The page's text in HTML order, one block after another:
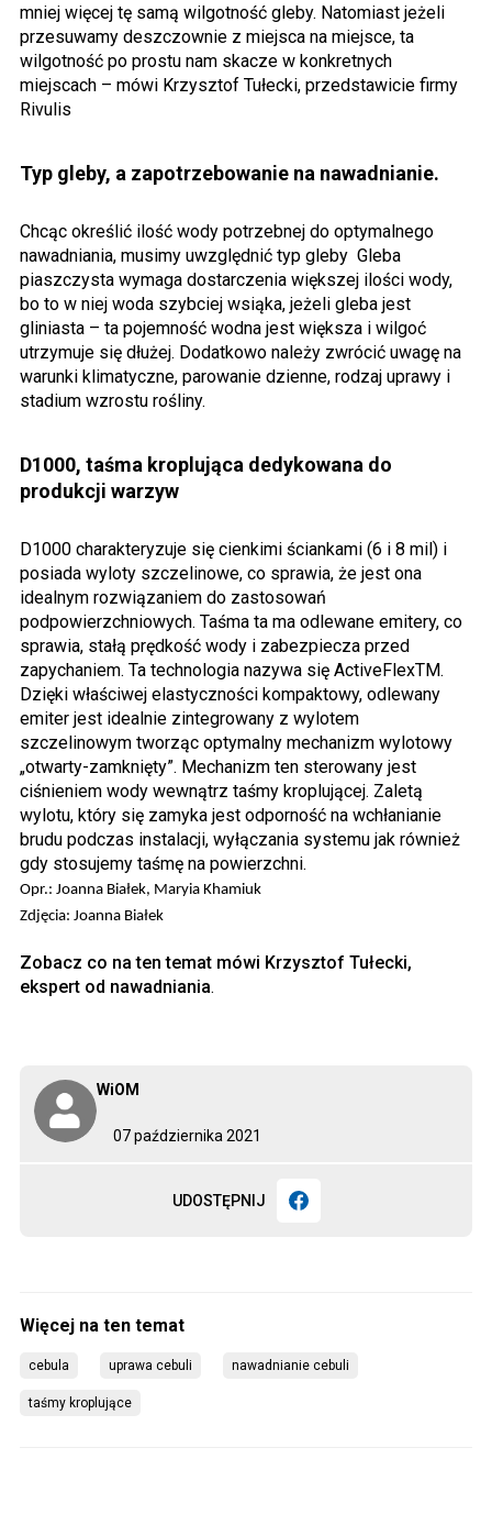
07 października 2021
WiOM
UDOSTĘPNIJ
mniej więcej tę samą wilgotność gleby. Natomiast jeżeli
przesuwamy deszczownie z miejsca na miejsce, ta
wilgotność po prostu nam skacze w konkretnych
miejscach – mówi Krzysztof Tułecki, przedstawicie firmy
Rivulis
Typ gleby, a zapotrzebowanie na nawadnianie.
Chcąc określić ilość wody potrzebnej do optymalnego
nawadniania, musimy uwzględnić typ gleby Gleba
piaszczysta wymaga dostarczenia większej ilości wody,
bo to w niej woda szybciej wsiąka, jeżeli gleba jest
gliniasta – ta pojemność wodna jest większa i wilgoć
utrzymuje się dłużej. Dodatkowo należy zwrócić uwagę na
warunki klimatyczne, parowanie dzienne, rodzaj uprawy i
stadium wzrostu rośliny.
D1000, taśma kroplująca dedykowana do
produkcji warzyw
D1000 charakteryzuje się cienkimi ściankami (6 i 8 mil) i
posiada wyloty szczelinowe, co sprawia, że jest ona
idealnym rozwiązaniem do zastosowań
podpowierzchniowych. Taśma ta ma odlewane emitery, co
sprawia, stałą prędkość wody i zabezpiecza przed
zapychaniem. Ta technologia nazywa się ActiveFlexTM.
Dzięki właściwej elastyczności kompaktowy, odlewany
emiter jest idealnie zintegrowany z wylotem
szczelinowym tworząc optymalny mechanizm wylotowy
„otwarty-zamknięty”. Mechanizm ten sterowany jest
ciśnieniem wody wewnątrz taśmy kroplującej. Zaletą
wylotu, który się zamyka jest odporność na wchłanianie
brudu podczas instalacji, wyłączania systemu jak również
gdy stosujemy taśmę na powierzchni.
Opr.: Joanna Białek, Maryia Khamiuk
Zdjęcia: Joanna Białek
Zobacz co na ten temat mówi Krzysztof Tułecki,
ekspert od nawadniania.
cebula uprawa cebuli nawadnianie cebuli
taśmy kroplujące